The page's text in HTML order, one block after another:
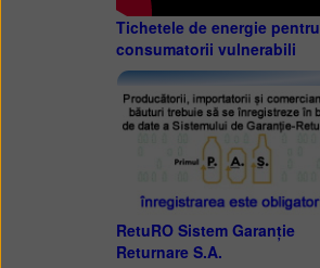
Tichetele de energie pentru
consumatorii vulnerabili
RetuRO Sistem Garanție
Returnare S.A.